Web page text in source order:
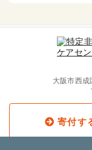
大阪市西
寄付す